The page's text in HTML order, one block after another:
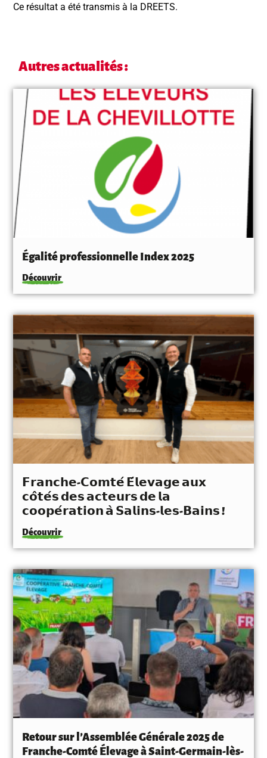
Ce résultat a été transmis à la DREETS.
Autres actualités :
Égalité professionnelle Index 2025
Découvrir
𝗙𝗿𝗮𝗻𝗰𝗵𝗲-𝗖𝗼𝗺𝘁𝗲́ 𝗘́𝗹𝗲𝘃𝗮𝗴𝗲 𝗮𝘂𝘅
𝗰𝗼̂𝘁𝗲́𝘀 𝗱𝗲𝘀 𝗮𝗰𝘁𝗲𝘂𝗿𝘀 𝗱𝗲 𝗹𝗮
𝗰𝗼𝗼𝗽𝗲́𝗿𝗮𝘁𝗶𝗼𝗻 𝗮̀ 𝗦𝗮𝗹𝗶𝗻𝘀-𝗹𝗲𝘀-𝗕𝗮𝗶𝗻𝘀 !
Découvrir
Retour sur l’Assemblée Générale 2025 de
Franche-Comté Élevage à Saint-Germain-lès-